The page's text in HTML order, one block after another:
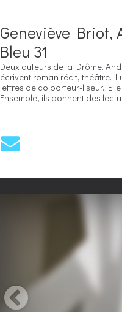
Geneviève Briot,
Bleu 31
Deux auteurs de la Drôme.
écrivent roman récit, théâtre.
lettres de colporteur-liseur.
Ensemble, ils donnent des